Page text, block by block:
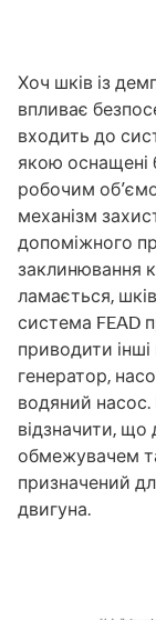
Хоч шків із
впливає
входить до
якою оснащені
робочим
механізм
допоміжного
заклинювання
ламається,
система FEAD
приводити
генератор,
водяний
відзначити, що
обмежувачем
призначений
двигуна.